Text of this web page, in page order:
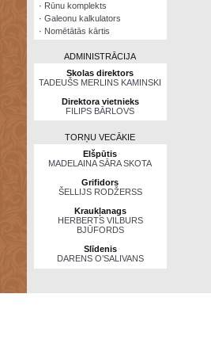
· Rūnu komplekts
· Galeonu kalkulators
· Nomētātās kārtis
ADMINISTRĀCIJA
Skolas direktors
TADEUŠS MERLINS KAMINSKI
Direktora vietnieks
FILIPS BĀRLOVS
TORŅU VECĀKIE
Elšpūtis
MADELAINA SĀRA SKOTA
Grifidors
ŠELLIJS RODŽERSS
Kraukļanags
HERBERTS VILBURS
BJŪFORDS
Slīdenis
DARENS O’SALIVANS